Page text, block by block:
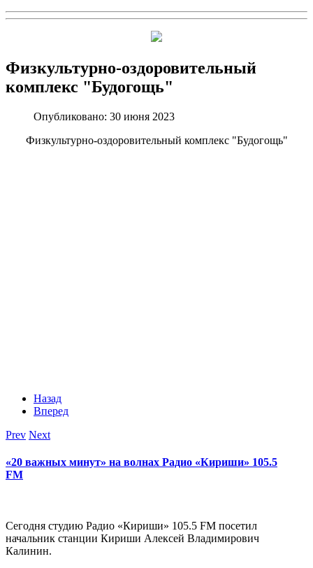
Физкультурно-оздоровительный
комплекс "Будогощь"
Опубликовано: 30 июня 2023
Физкультурно-оздоровительный комплекс "Будогощь"
Назад
Вперед
Prev Next
«20 важных минут» на волнах Радио «Кириши» 105.5
FM
Сегодня студию Радио «Кириши» 105.5 FM посетил
начальник станции Кириши Алексей Владимирович
Калинин.